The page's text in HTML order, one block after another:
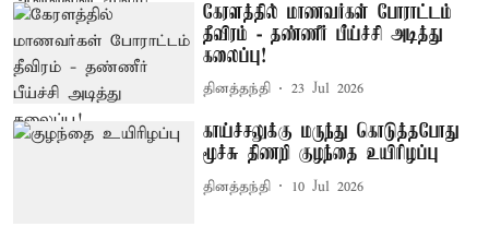
கேரளத்தில் மாணவர்கள் போராட்டம்
தீவிரம் - தண்ணீர் பீய்ச்சி அடித்து
கலைப்பு!
தினத்தந்தி 23 Jul 2026
காய்ச்சலுக்கு மருந்து கொடுத்தபோது
மூச்சு திணறி குழந்தை உயிரிழப்பு
தினத்தந்தி 10 Jul 2026